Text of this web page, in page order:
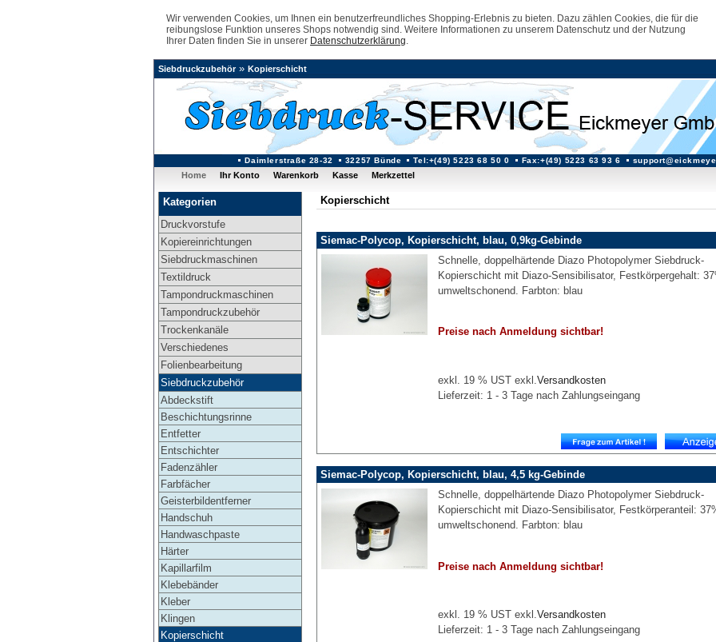
Wir verwenden Cookies, um Ihnen ein benutzerfreundliches Shopping-Erlebnis zu bieten. Dazu zählen Cookies, die für die
reibungslose Funktion unseres Shops notwendig sind. Weitere Informationen zu unserem Datenschutz und der Nutzung
Ihrer Daten finden Sie in unserer Datenschutzerklärung.
Daimlerstraße 28-32 32257 Bünde Tel:+(49) 5223 68 50 0 Fax:+(49) 5223 63 93 6
Siebdruckzubehör» Kopierschicht
Home Ihr Konto Warenkorb Kasse Merkzettel
Kategorien
Druckvorstufe
Kopiereinrichtungen
Siebdruckmaschinen
Textildruck
Tampondruckmaschinen
Tampondruckzubehör
Trockenkanäle
Verschiedenes
Folienbearbeitung
Siebdruckzubehör
Abdeckstift
Beschichtungsrinne
Entfetter
Entschichter
Fadenzähler
Farbfächer
Geisterbildentferner
Handschuh
Handwaschpaste
Härter
Kapillarfilm
Klebebänder
Kleber
Klingen
Kopierschicht
Kopierschicht
Siemac-Polycop, Kopierschicht, blau, 0,9kg-Gebinde
Schnelle, doppelhärtende Diazo Photopolymer Siebdruck-
Kopierschicht mit Diazo-Sensibilisator, Festkörpergehalt:
umweltschonend. Farbton: blau
Preise nach Anmeldung sichtbar!
exkl. 19 % UST exkl. Versandkosten
Lieferzeit: 1 - 3 Tage nach Zahlungseingang
Siemac-Polycop, Kopierschicht, blau, 4,5 kg-Gebinde
Schnelle, doppelhärtende Diazo Photopolymer Siebdruck-
Kopierschicht mit Diazo-Sensibilisator, Festkörperanteil:
umweltschonend. Farbton: blau
Preise nach Anmeldung sichtbar!
exkl. 19 % UST exkl.Versandkosten
Lieferzeit: 1 - 3 Tage nach Zahlungseingang